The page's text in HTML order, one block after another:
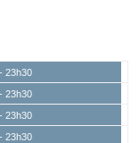
23h30
23h30
23h30
23h30